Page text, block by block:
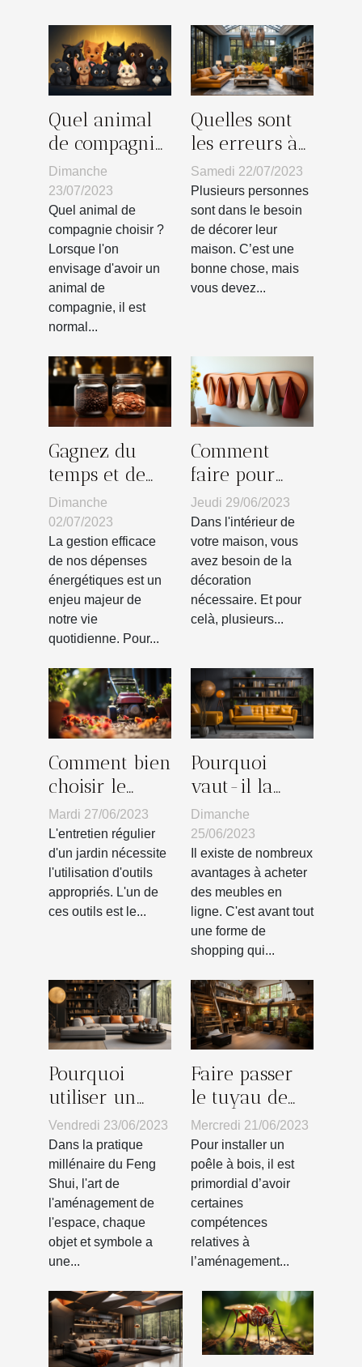
Quel animal
de compagnie
choisir ?
Dimanche
23/07/2023
Quel animal de
compagnie choisir ?
Lorsque l'on
envisage d'avoir un
animal de
compagnie, il est
normal...
Quelles sont
les erreurs à
éviter lors de
la décoration
d’une maison
?
Samedi 22/07/2023
Plusieurs personnes
sont dans le besoin
de décorer leur
maison. C’est une
bonne chose, mais
vous devez...
Gagnez du
temps et de
l'argent : les
bénéfices d'un
comparateur
d'énergie
Dimanche
02/07/2023
La gestion efficace
de nos dépenses
énergétiques est un
enjeu majeur de
notre vie
quotidienne. Pour...
Comment
faire pour
avoir un
patère en bois
?
Jeudi 29/06/2023
Dans l'intérieur de
votre maison, vous
avez besoin de la
décoration
nécessaire. Et pour
celà, plusieurs...
Comment bien
choisir le
coupe-
bordure pour
l'entretien de
son jardin ?
Mardi 27/06/2023
L'entretien régulier
d'un jardin nécessite
l'utilisation d'outils
appropriés. L'un de
ces outils est le...
Pourquoi
vaut-il la
peine
d'acheter des
meubles en
ligne ?
Dimanche
25/06/2023
Il existe de nombreux
avantages à acheter
des meubles en
ligne. C'est avant tout
une forme de
shopping qui...
Pourquoi
utiliser un
symbole
d’éléphant
dans votre
décoration
intérieure
selon le Feng
Shui ?
Vendredi 23/06/2023
Dans la pratique
millénaire du Feng
Shui, l'art de
l'aménagement de
l'espace, chaque
objet et symbole a
une...
Faire passer
le tuyau de
votre poêle à
bois dans le
mur : les
différentes
étapes pour
réussir
Mercredi 21/06/2023
Pour installer un
poêle à bois, il est
primordial d’avoir
certaines
compétences
relatives à
l’aménagement...